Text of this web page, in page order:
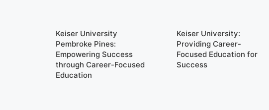
Keiser University
Pembroke Pines:
Empowering Success
through Career-Focused
Education
Keiser University:
Providing Career-
Focused Education for
Success